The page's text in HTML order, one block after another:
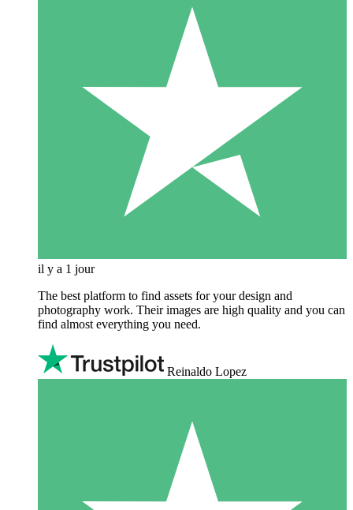
il y a 1 jour
The best platform to find assets for your design and
photography work. Their images are high quality and you can
find almost everything you need.
Reinaldo Lopez